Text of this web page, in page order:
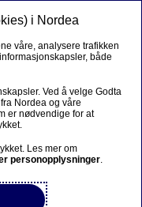
i Nordea
våre, analysere trafikken
både
Ved å velge Godta
Nordea og våre
er nødvendige for at
Les mer om
personopplysninger.